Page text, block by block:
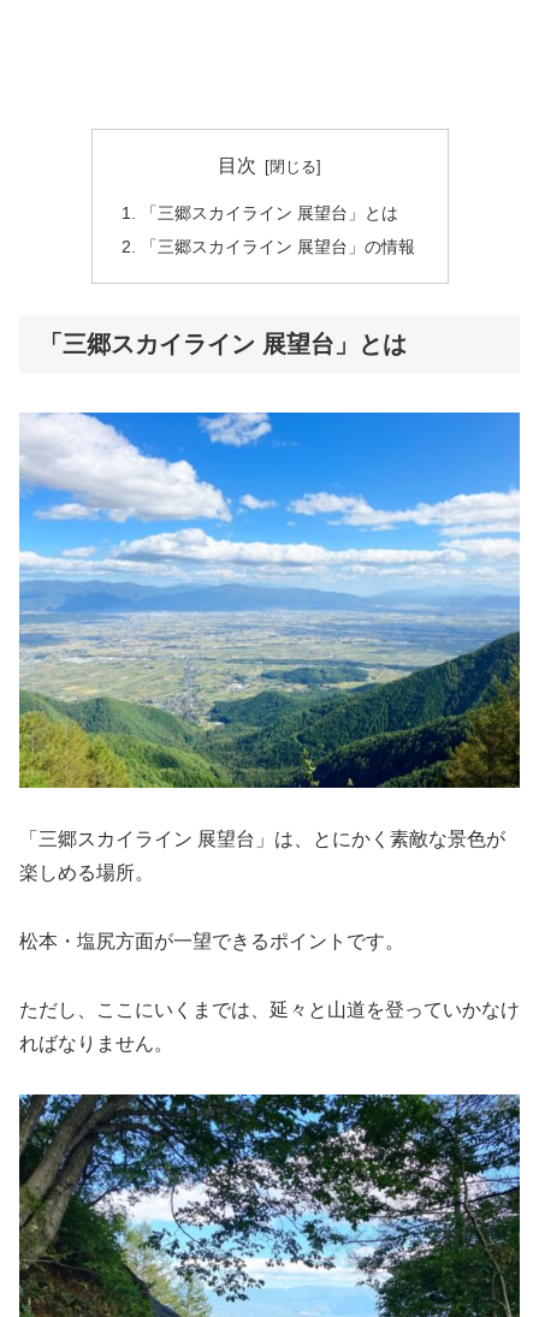
目次
「三郷スカイライン 展望台」とは
「三郷スカイライン 展望台」の情報
「三郷スカイライン 展望台」とは
「三郷スカイライン 展望台」は、とにかく素敵な景色が
楽しめる場所。
松本・塩尻方面が一望できるポイントです。
ただし、ここにいくまでは、延々と山道を登っていかなけ
ればなりません。